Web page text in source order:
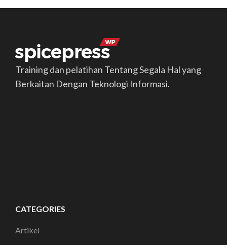
Training dan pelatihan Tentang Segala Hal yang
Berkaitan Dengan Teknologi Informasi.
CATEGORIES
Artikel